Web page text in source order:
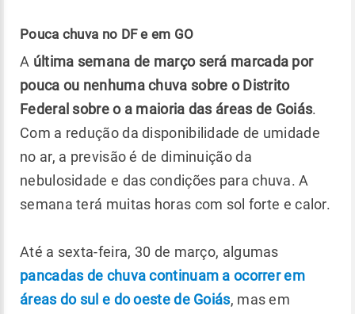
Pouca chuva no DF e em GO
A última semana de março será marcada por
pouca ou nenhuma chuva sobre o Distrito
Federal sobre o a maioria das áreas de Goiás.
Com a redução da disponibilidade de umidade
no ar, a previsão é de diminuição da
nebulosidade e das condições para chuva. A
semana terá muitas horas com sol forte e calor.
Até a sexta-feira, 30 de março, algumas
pancadas de chuva continuam a ocorrer em
áreas do sul e do oeste de Goiás, mas em